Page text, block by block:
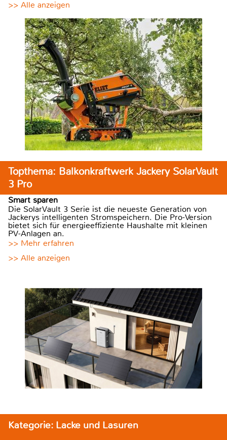
>> Alle anzeigen
Topthema: Balkonkraftwerk Jackery SolarVault
3 Pro
Smart sparen
Die SolarVault 3 Serie ist die neueste Generation von
Jackerys intelligenten Stromspeichern. Die Pro-Version
bietet sich für energieeffiziente Haushalte mit kleinen
PV-Anlagen an.
>> Mehr erfahren
>> Alle anzeigen
Kategorie: Lacke und Lasuren